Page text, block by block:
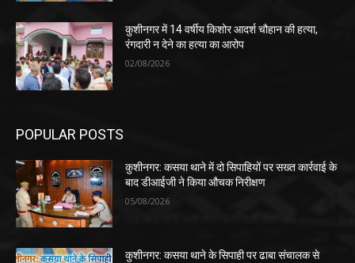
कुशीनगर में 14 वर्षीय किशोर आदर्श चौहान की हत्या,
रंगदारी न देने का हत्या का आरोप
02/08/2026
POPULAR POSTS
कुशीनगर: कसया थाने में दो सिपाहियों पर सख्त कार्रवाई के
बाद डीआईजी ने किया औचक निरीक्षण
05/08/2026
कुशीनगर: कसया थाने के सिपाही पर ढाबा संचालक से